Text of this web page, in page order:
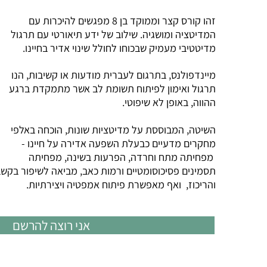
זהו קורס קצר וממוקד בן 8 מפגשים להיכרות עם
המדיטציה ומושגיה. שילוב של ידע תיאורטי עם תרגול
מדיטטיבי מעמיק שבכוחו לחולל שינוי אדיר בחיינו.
מיינדפולנס, בתרגום לעברית מודעות או קשיבות, הנו
תרגול ואימון לפיתוח תשומת לב אשר מתמקדת ברגע
ההווה, באופן לא שיפוטי.
השיטה, המבוססת על מדיטציות שונות, הוכחה באלפי
מחקרים מדעיים כבעלת השפעה אדירה על חיינו -
מפחיתה מתח וחרדה, הפרעות בשינה, מפחיתה
תסמינים פסיכוסומטיים ורמות כאב, מביאה לשיפור
והריכוז, ואף מאפשרת פיתוח אמפטיה ויצירתיות.
אני רוצה להרשם